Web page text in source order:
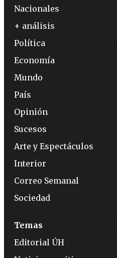
Nacionales
+ análisis
Política
Economía
Mundo
País
Opinión
Sucesos
Arte y Espectáculos
Interior
Correo Semanal
Sociedad
Temas
Editorial ÚH